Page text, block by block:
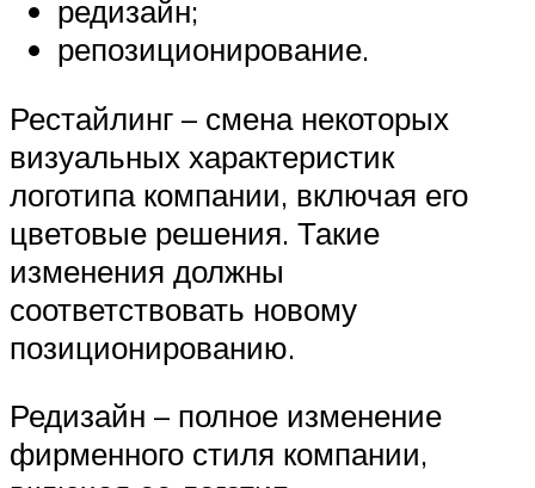
редизайн;
репозиционирование.
Рестайлинг – смена некоторых
визуальных характеристик
логотипа компании, включая его
цветовые решения. Такие
изменения должны
соответствовать новому
позиционированию.
Редизайн – полное изменение
фирменного стиля компании,